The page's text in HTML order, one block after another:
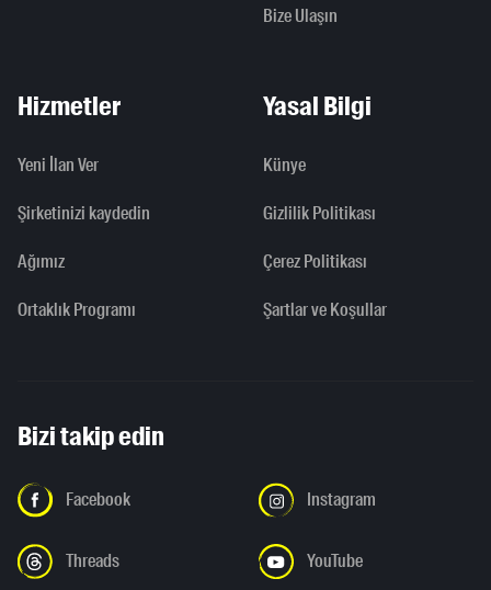
Bize Ulaşın
Hizmetler
Yeni İlan Ver
Şirketinizi kaydedin
Ağımız
Ortaklık Programı
Yasal Bilgi
Künye
Gizlilik Politikası
Çerez Politikası
Şartlar ve Koşullar
Bizi takip edin
Facebook Instagram
Threads YouTube